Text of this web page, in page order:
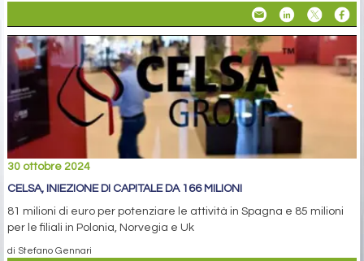
30 ottobre 2024
CELSA, INIEZIONE DI CAPITALE DA 166 MILIONI
81 milioni di euro per potenziare le attività in Spagna e 85 milioni
per le filiali in Polonia, Norvegia e Uk
di Stefano Gennari